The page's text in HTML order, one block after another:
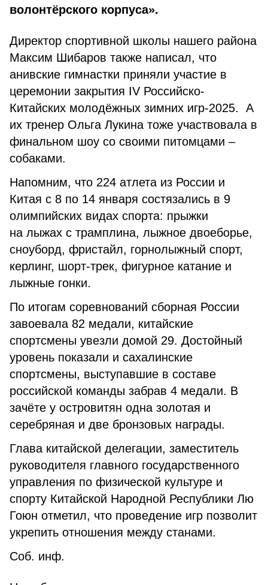
волонтёрского корпуса».
Директор спортивной школы нашего района
Максим Шибаров также написал, что
анивские гимнастки приняли участие в
церемонии закрытия IV Российско-
Китайских молодёжных зимних игр-2025. А
их тренер Ольга Лукина тоже участвовала в
финальном шоу со своими питомцами –
собаками.
Напомним, что 224 атлета из России и
Китая с 8 по 14 января состязались в 9
олимпийских видах спорта: прыжки
на лыжах с трамплина, лыжное двоеборье,
сноуборд, фристайл, горнолыжный спорт,
керлинг, шорт-трек, фигурное катание и
лыжные гонки.
По итогам соревнований сборная России
завоевала 82 медали, китайские
спортсмены увезли домой 29. Достойный
уровень показали и сахалинские
спортсмены, выступавшие в составе
российской команды забрав 4 медали. В
зачёте у островитян одна золотая и
серебряная и две бронзовых награды.
Глава китайской делегации, заместитель
руководителя главного государственного
управления по физической культуре и
спорту Китайской Народной Республики Лю
Гоюн отметил, что проведение игр позволит
укрепить отношения между станами.
Соб. инф.